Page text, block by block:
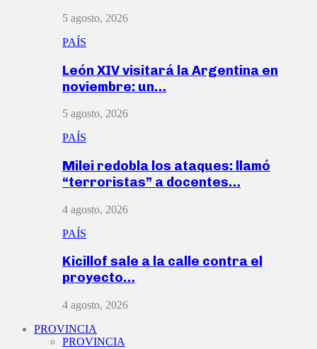
5 agosto, 2026
PAÍS
León XIV visitará la Argentina en
noviembre: un…
5 agosto, 2026
PAÍS
Milei redobla los ataques: llamó
“terroristas” a docentes…
4 agosto, 2026
PAÍS
Kicillof sale a la calle contra el
proyecto…
4 agosto, 2026
PROVINCIA
PROVINCIA